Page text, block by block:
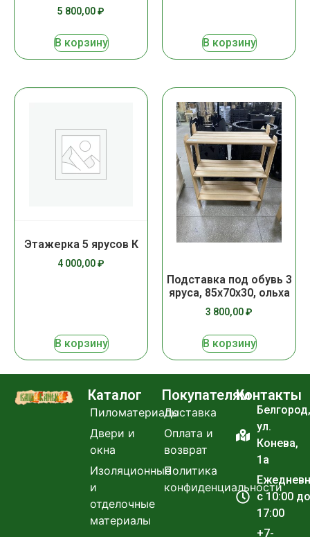
5 800,00₽
В корзину В корзину
Этажерка 5 ярусов К
4 000,00₽
В корзину
Подставка под обувь 3
яруса, 85х70х30, ольха
3 800,00₽
В корзину
Каталог
Пиломатериалы
Двери и
окна
Изоляционные
и
отделочные
материалы
Покупателям
Доставка
Оплата и
возврат
Политика
конфиденциальности
Контакты
Белгород,
ул.
Конева,
1а
с 10:00 до
17:00
+7-